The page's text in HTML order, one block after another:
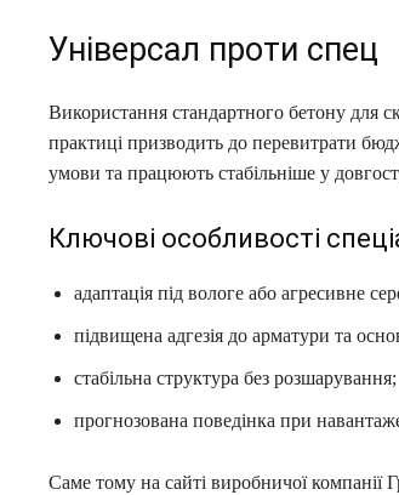
Універсал проти спец
Використання стандартного бетону для
практиці призводить до перевитрати
умови та працюють стабільніше у
Ключові особливості
адаптація під вологе або агресивне
підвищена адгезія до арматури та
стабільна структура без розшарування;
прогнозована поведінка при
Саме тому на сайті виробничої компанії